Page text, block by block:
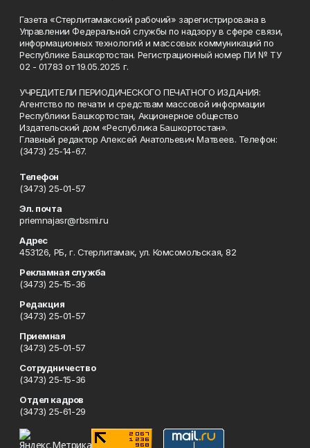
Газета «Стерлитамакский рабочий» зарегистрирована в
Управлении Федеральной службы по надзору в сфере связи,
информационных технологий и массовых коммуникаций по
Республике Башкортостан. Регистрационный номер ПИ № ТУ
02 - 01783 от 19.05.2025 г.
УЧРЕДИТЕЛИ ПЕРИОДИЧЕСКОГО ПЕЧАТНОГО ИЗДАНИЯ:
Агентство по печати и средствам массовой информации
Республики Башкортостан, Акционерное общество
Издательский дом «Республика Башкортостан».
Главный редактор Алексей Анатольевич Матвеев. Телефон:
(3473) 25-14-67.
Телефон
(3473) 25-01-57
Эл. почта
priemnajasr@rbsmi.ru
Адрес
453126, РБ, г. Стерлитамак, ул. Комсомольская, 82
Рекламная служба
(3473) 25-15-36
Редакция
(3473) 25-01-57
Приемная
(3473) 25-01-57
Сотрудничество
(3473) 25-15-36
Отдел кадров
(3473) 25-61-29